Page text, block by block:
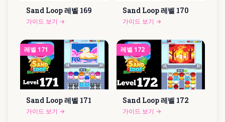
Sand Loop 레벨 169
가이드 보기 →
Sand Loop 레벨 170
가이드 보기 →
레벨 171
Sand Loop 레벨 171
가이드 보기 →
레벨 172
Sand Loop 레벨 172
가이드 보기 →